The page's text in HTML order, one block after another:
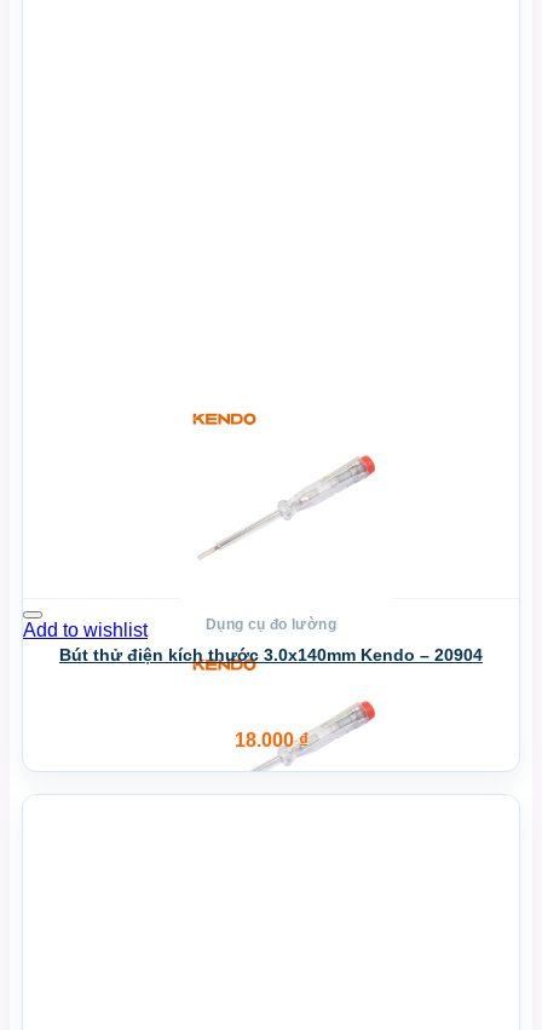
Add to wishlist Dụng cụ đo lường
Bút thử điện kích thước 3.0x140mm Kendo – 20904
18.000₫